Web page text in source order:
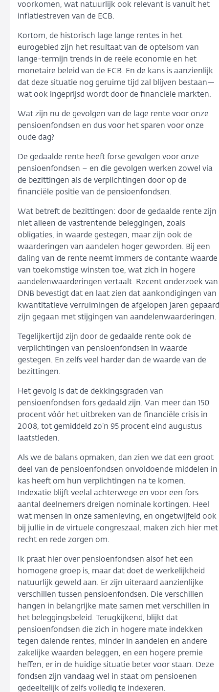
voorkomen, wat natuurlijk ook relevant is vanuit het
inflatiestreven van de ECB.
Kortom, de historisch lage lange rentes in het
eurogebied zijn het resultaat van de optelsom van
lange-termijn trends in de reële economie en het
monetaire beleid van de ECB. En de kans is aanzienlijk
dat deze situatie nog geruime tijd zal blijven bestaan—
wat ook ingeprijsd wordt door de financiële markten.
Wat zijn nu de gevolgen van de lage rente voor onze
pensioenfondsen en dus voor het sparen voor onze
oude dag?
De gedaalde rente heeft forse gevolgen voor onze
pensioenfondsen – en die gevolgen werken zowel via
de bezittingen als de verplichtingen door op de
financiële positie van de pensioenfondsen.
Wat betreft de bezittingen: door de gedaalde rente zijn
niet alleen de vastrentende beleggingen, zoals
obligaties, in waarde gestegen, maar zijn ook de
waarderingen van aandelen hoger geworden. Bij een
daling van de rente neemt immers de contante waarde
van toekomstige winsten toe, wat zich in hogere
aandelenwaarderingen vertaalt. Recent onderzoek van
DNB bevestigt dat en laat zien dat aankondigingen van
kwantitatieve verruimingen de afgelopen jaren gepaard
zijn gegaan met stijgingen van aandelenwaarderingen.
Tegelijkertijd zijn door de gedaalde rente ook de
verplichtingen van pensioenfondsen in waarde
gestegen. En zelfs veel harder dan de waarde van de
bezittingen.
Het gevolg is dat de dekkingsgraden van
pensioenfondsen fors gedaald zijn. Van meer dan 150
procent vóór het uitbreken van de financiële crisis in
2008, tot gemiddeld zo’n 95 procent eind augustus
laatstleden.
Als we de balans opmaken, dan zien we dat een groot
deel van de pensioenfondsen onvoldoende middelen in
kas heeft om hun verplichtingen na te komen.
Indexatie blijft veelal achterwege en voor een fors
aantal deelnemers dreigen nominale kortingen. Heel
wat mensen in onze samenleving, en ongetwijfeld ook
bij jullie in de virtuele congreszaal, maken zich hier met
recht en rede zorgen om.
Ik praat hier over pensioenfondsen alsof het een
homogene groep is, maar dat doet de werkelijkheid
natuurlijk geweld aan. Er zijn uiteraard aanzienlijke
verschillen tussen pensioenfondsen. Die verschillen
hangen in belangrijke mate samen met verschillen in
het beleggingsbeleid. Terugkijkend, blijkt dat
pensioenfondsen die zich in hogere mate indekken
tegen dalende rentes, minder in aandelen en andere
zakelijke waarden beleggen, en een hogere premie
heffen, er in de huidige situatie beter voor staan. Deze
fondsen zijn vandaag wel in staat om pensioenen
gedeeltelijk of zelfs volledig te indexeren.